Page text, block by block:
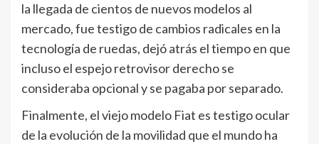
la llegada de cientos de nuevos modelos al
mercado, fue testigo de cambios radicales en la
tecnología de ruedas, dejó atrás el tiempo en que
incluso el espejo retrovisor derecho se
consideraba opcional y se pagaba por separado.
Finalmente, el viejo modelo Fiat es testigo ocular
de la evolución de la movilidad que el mundo ha